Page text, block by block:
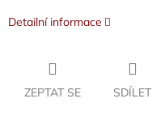
Detailní informace
ZEPTAT SE SDÍLET